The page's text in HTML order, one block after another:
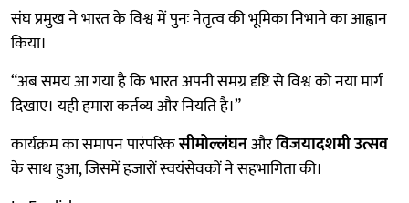
संघ प्रमुख ने भारत के विश्व में पुनः नेतृत्व की भूमिका निभाने का आह्वान
किया।
“अब समय आ गया है कि भारत अपनी समग्र दृष्टि से विश्व को नया मार्ग
दिखाए। यही हमारा कर्तव्य और नियति है।”
कार्यक्रम का समापन पारंपरिकसीमोल्लंघनऔरविजयादशमी उत्सव
के साथ हुआ, जिसमें हजारों स्वयंसेवकों ने सहभागिता की।